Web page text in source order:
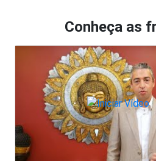
Conheça as